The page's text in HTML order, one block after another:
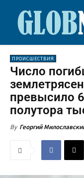
ПРОИСШЕСТВИЯ
Число
превысило
полутора
By Георгий